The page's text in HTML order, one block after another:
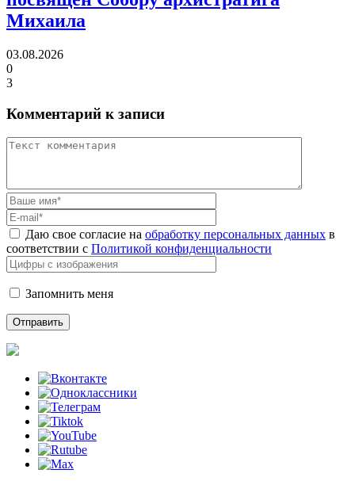
Михаила
03.08.2026
0
3
Комментарий к записи
Даю свое согласие на обработку персональных данных в
соответствии с Политикой конфиденциальности
Запомнить меня